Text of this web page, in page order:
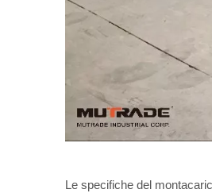
Le specifiche del